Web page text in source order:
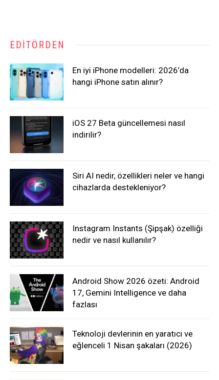
EDITÖRDEN
En iyi iPhone modelleri: 2026’da
hangi iPhone satın alınır?
iOS 27 Beta güncellemesi nasıl
indirilir?
Siri AI nedir, özellikleri neler ve hangi
cihazlarda destekleniyor?
Instagram Instants (Şipşak) özelliği
nedir ve nasıl kullanılır?
Android Show 2026 özeti: Android
17, Gemini Intelligence ve daha
fazlası
Teknoloji devlerinin en yaratıcı ve
eğlenceli 1 Nisan şakaları (2026)